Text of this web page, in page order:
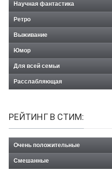
Научная фантастика
Ретро
Выживание
Юмор
Для всей семьи
Расслабляющая
РЕЙТИНГ В СТИМ:
Очень положительные
Смешанные